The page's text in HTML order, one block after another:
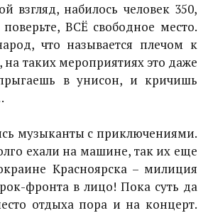
взгляд, набилось человек 350,
ВСЁ свободное место.
что называется плечом к
таких мероприятиях это даже
в унисон, и кричишь
музыканты с приключениями.
ехали на машине, так их еще
Красноярска – милиция
фронта в лицо! Пока суть да
отдыха пора и на концерт.